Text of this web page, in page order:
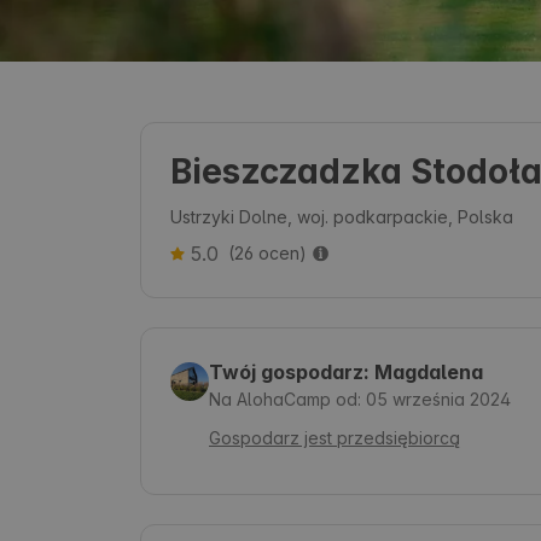
Bieszczadzka Stodoła
Ustrzyki Dolne, woj. podkarpackie, Polska
5.0 (26 ocen)
Twój gospodarz: Magdalena
Na AlohaCamp od: 05 września 2024
Gospodarz jest przedsiębiorcą